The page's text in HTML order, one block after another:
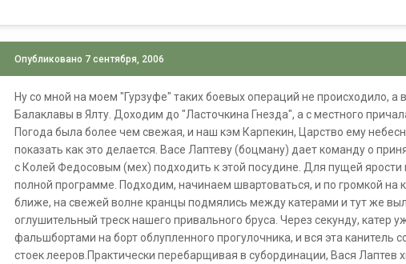
Опубликовано 7 сентября, 2006
Ну со мной на моем "Гурзуфе" таких боевых операций не происходило,
Балаклавы в Ялту. Доходим до "Ласточкина Гнезда", а с местного
Погода была более чем свежая, и наш кэм Карпекин, Царство ему
показать как это делается. Васе Лаптеву (боцману) дает команду о
с Колей Федосовым (мех) подходить к этой посудине. Для пущей ярости
полной программе. Подходим, начинаем швартоваться, и по громкой
ближе, на свежей волне кранцы подмялись между катерами и тут же
оглушительный треск нашего привального бруса. Через секунду,
фальшбортами на борт облупленного прогулочника, и вся эта
стоек лееров.Практически перебарщивая в субординации, Вася Лаптев